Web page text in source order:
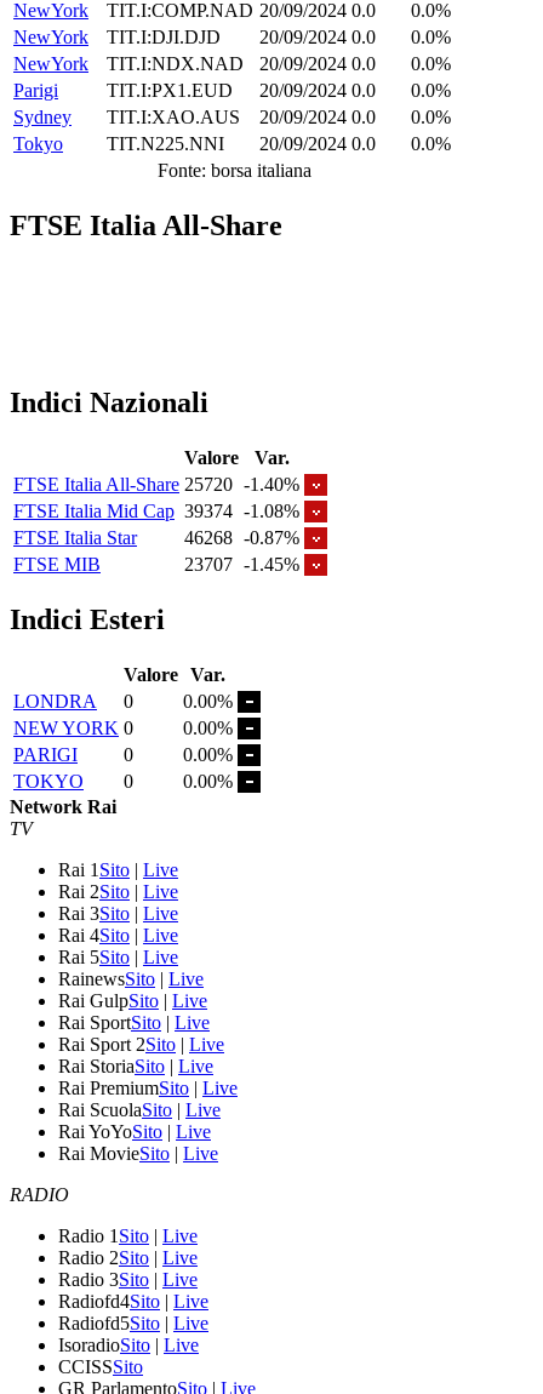
NewYork
TIT.I:COMP.NAD 20/09/2024 0.0
0.0%
NewYork
TIT.I:DJI.DJD 20/09/2024 0.0
0.0%
NewYork
TIT.I:NDX.NAD 20/09/2024 0.0
0.0%
Parigi
TIT.I:PX1.EUD 20/09/2024 0.0
0.0%
Sydney
TIT.I:XAO.AUS 20/09/2024 0.0
0.0%
Tokyo
TIT.N225.NNI 20/09/2024 0.0
0.0%
Fonte: borsa italiana
FTSE Italia All-Share
Indici Nazionali
Valore
Var.
FTSE Italia All-Share 25720 -1.40%
FTSE Italia Mid Cap 39374 -1.08%
FTSE Italia Star
46268 -0.87%
FTSE MIB
23707 -1.45%
Indici Esteri
Valore Var.
LONDRA
0
0.00%
NEW YORK 0
0.00%
PARIGI
0
0.00%
TOKYO
0
0.00%
Network Rai
TV
Rai 1 Sito | Live
Rai 2Sito | Live
Rai 3Sito | Live
Rai 4Sito | Live
Rai 5Sito | Live
RainewsSito | Live
Rai GulpSito | Live
Rai SportSito | Live
Rai Sport 2Sito | Live
Rai StoriaSito | Live
Rai PremiumSito | Live
Rai ScuolaSito | Live
Rai YoYoSito | Live
Rai MovieSito | Live
RADIO
Radio 1 Sito | Live
Radio 2Sito | Live
Radio 3Sito | Live
Radiofd4Sito | Live
Radiofd5Sito | Live
IsoradioSito | Live
CCISSSito
GR ParlamentoSito | Live